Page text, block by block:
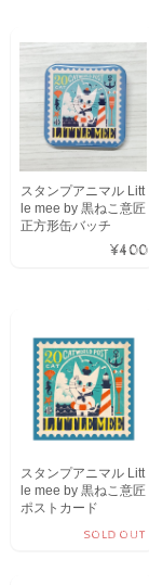
スタンプアニマル Litt
le mee by 黒ねこ意匠
正方形缶バッチ
¥400
スタンプアニマル Litt
le mee by 黒ねこ意匠
ポストカード
SOLD OUT